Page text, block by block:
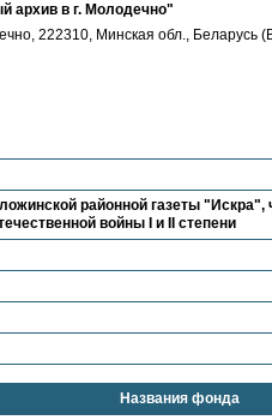
архив в г. Молодечно"
222310, Минская обл., Беларусь
районной газеты
войны I и II степени
Названия фонда